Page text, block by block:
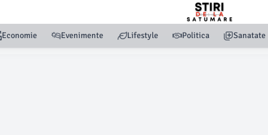
Economie Evenimente Lifestyle Politica Sanatate